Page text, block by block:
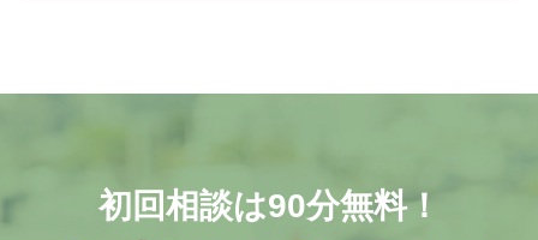
各種法令などの遵守
当社が保有する個人情報に関して適用される法令、規範を
初回相談は90分無料！